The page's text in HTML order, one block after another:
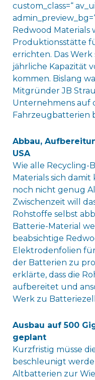
custom_class=“
Redwood Materials
Produktionsstätte
errichten. Das
jährliche Kapazität
kommen. Bislang
Mitgründer JB
Unternehmens auf
Fahrzeugbatterien
Abbau,
USA
Wie alle Recycling-
Materials sich damit
noch nicht genug
Zwischenzeit will
Rohstoffe selbst
Batterie-Material
beabsichtige
Elektrodenfolien
der Batterien zu
erklärte, dass die
aufbereitet und
Werk zu
Ausbau auf 500
geplant
Kurzfristig müsse
beschleunigt
Altbatterien zur